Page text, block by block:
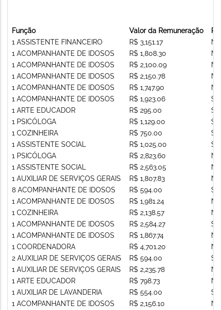
Função
1 ASSISTENTE FINANCEIRO
1 ACOMPANHANTE DE IDOSOS
1 ACOMPANHANTE DE IDOSOS
1 ACOMPANHANTE DE IDOSOS
1 ACOMPANHANTE DE IDOSOS
1 ACOMPANHANTE DE IDOSOS
1 ARTE EDUCADOR
1 PSICÓLOGA
1 COZINHEIRA
1 ASSISTENTE SOCIAL
1 PSICÓLOGA
1 ASSISTENTE SOCIAL
1 AUXILIAR DE SERVIÇOS GERAIS
8 ACOMPANHANTE DE IDOSOS
1 ACOMPANHANTE DE IDOSOS
1 COZINHEIRA
1 ACOMPANHANTE DE IDOSOS
1 ACOMPANHANTE DE IDOSOS
1 COORDENADORA
2 AUXILIAR DE SERVIÇOS GERAIS
1 AUXILIAR DE SERVIÇOS GERAIS
1 ARTE EDUCADOR
1 AUXILIAR DE LAVANDERIA
1 ACOMPANHANTE DE IDOSOS
Valor da Remuneração
R$ 3,151.17
R$ 1,808.30
R$ 2,100.09
R$ 2,150.78
R$ 1,747.90
R$ 1,923.06
R$ 295.00
R$ 1,129.00
R$ 750.00
R$ 1,025.00
R$ 2,823.60
R$ 2,563.05
R$ 1,807.83
R$ 594.00
R$ 1,981.24
R$ 2,138.57
R$ 2,584.27
R$ 1,867.74
R$ 4,701.20
R$ 594.00
R$ 2,235.78
R$ 798.73
R$ 554.00
R$ 2,156.10